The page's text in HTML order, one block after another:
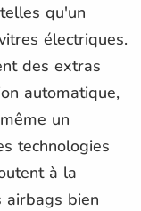
qu'un
électriques.
des extras
automatique,
un
technologies
à la
airbags bien